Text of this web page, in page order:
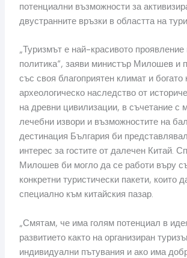
потенциални възможности за
двустранните връзки в областта на
„Туризмът е най-красивото
политика“, заяви министър Милошев и
със своя благоприятен климат и богато
археологическо наследство от
на древни цивилизации, в съчетание с
лечебни извори и възможностите на
дестинация България би
интерес за гостите от далечен Китай.
Милошев би могло да се работи въру
конкретни туристически пакети, които
специално към китайския пазар.
„Смятам, че има голям потенциал в
развитието както на организиран
индивидуални пътувания и ако има